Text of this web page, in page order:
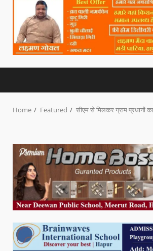
Home Featured सीएम से मिलकर ग्राम प्रधानों